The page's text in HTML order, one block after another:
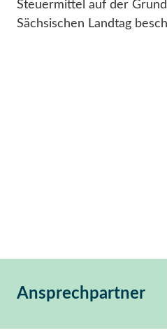
Steuermittel auf der
Sächsischen Landtag
Ansprechpartner